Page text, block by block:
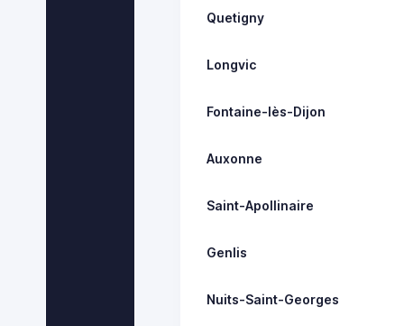
Quetigny
Longvic
Fontaine-lès-Dijon
Auxonne
Saint-Apollinaire
Genlis
Nuits-Saint-Georges